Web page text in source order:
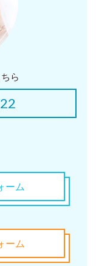
ら
ーム
ーム